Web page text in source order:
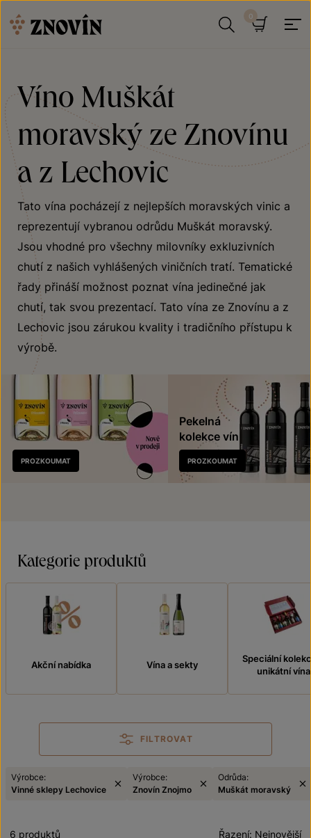
Víno Muškát
moravský ze Znovínu
a z Lechovic
Tato vína pocházejí z nejlepších moravských vinic a
reprezentují vybranou odrůdu Muškát moravský.
Jsou vhodné pro všechny milovníky exkluzivních
chutí z našich vyhlášených viničních tratí. Tematické
řady přináší možnost poznat vína jedinečné jak
chutí, tak svou prezentací. Tato vína ze Znovínu a z
Lechovic jsou zárukou kvality i tradičního přístupu k
výrobě.
Nově
v prodeji
PROZKOUMAT
Pekelná
kolekce vín
PROZKOUMAT
Kategorie produktů
Akční nabídka Vína a sekty
Speciální
unikátní vína
FILTROVAT
Výrobce:
Vinné sklepy Lechovice
Výrobce:
Znovín Znojmo
Odrůda:
Muškát moravský
Nejnovější
Řazení:
6 produktů